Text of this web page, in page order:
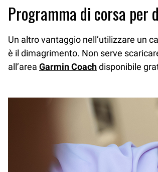
Programma di corsa per
Un altro vantaggio nell’utilizzare un
è il dimagrimento. Non serve
all’area Garmin Coachdisponibile